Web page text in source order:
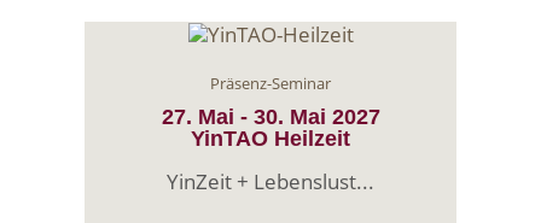
Präsenz-Seminar
27. Mai -30. Mai 2027
YinTAO Heilzeit
YinZeit + Lebenslust...